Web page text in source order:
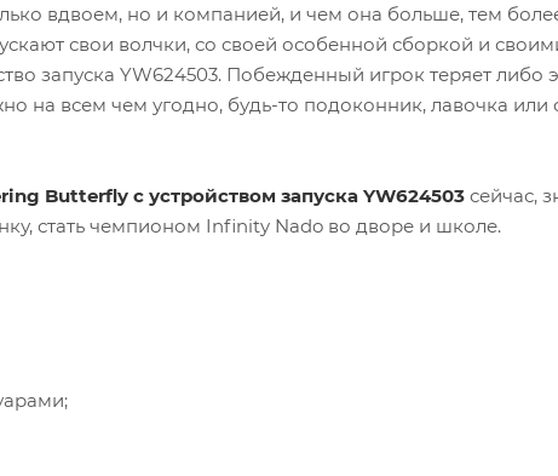
вдвоем, но и компанией, и чем она больше, тем
свои волчки, со своей особенной сборкой и
запуска YW624503. Побежденный игрок теряет либо
на всем чем угодно, будь-то подоконник, лавочка или
Butterfly с устройством запуска YW624503 сейчас,
стать чемпионом Infinity Nado во дворе и школе.